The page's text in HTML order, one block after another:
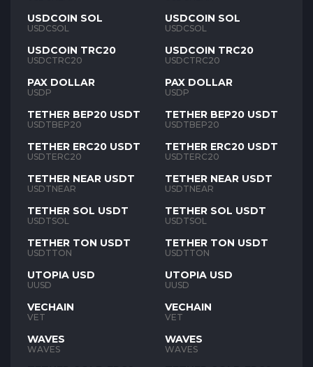
USDCOIN SOL
USDCSOL
USDCOIN TRC20
USDCTRC20
PAX DOLLAR
USDP
TETHER BEP20 USDT
USDTBEP20
TETHER ERC20 USDT
USDTERC20
TETHER NEAR USDT
USDTNEAR
TETHER SOL USDT
USDTSOL
TETHER TON USDT
USDTTON
UTOPIA USD
UUSD
VECHAIN
VET
WAVES
WAVES
USDCOIN SOL
USDCSOL
USDCOIN TRC20
USDCTRC20
PAX DOLLAR
USDP
TETHER BEP20 USDT
USDTBEP20
TETHER ERC20 USDT
USDTERC20
TETHER NEAR USDT
USDTNEAR
TETHER SOL USDT
USDTSOL
TETHER TON USDT
USDTTON
UTOPIA USD
UUSD
VECHAIN
VET
WAVES
WAVES